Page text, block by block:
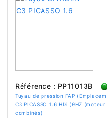
Référence : PP11013B
Tuyau de pression FAP
C3 PICASSO 1.6 HDi (9HZ
combinés)